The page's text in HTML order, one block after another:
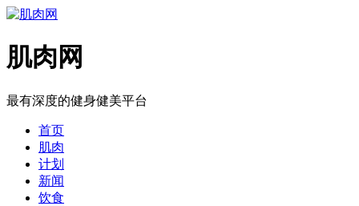
肌肉网
最有深度的健身健美平台
首页
肌肉
计划
新闻
饮食